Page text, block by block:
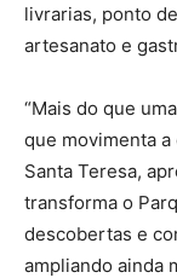
livrarias, ponto
artesanato e
“Mais do que
que movimenta
Santa Teresa,
transforma o
descobertas e
ampliando ainda